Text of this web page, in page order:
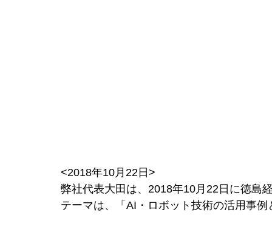
<2018年10月22日>
弊社代表大田は、2018年10月22日に徳島
テーマは、「AI・ロボット技術の活用事例